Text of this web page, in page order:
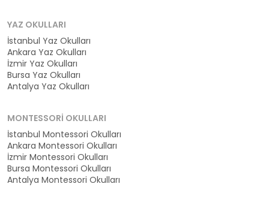
YAZ OKULLARI
İstanbul Yaz Okulları
Ankara Yaz Okulları
İzmir Yaz Okulları
Bursa Yaz Okulları
Antalya Yaz Okulları
MONTESSORI OKULLARI
İstanbul Montessori Okulları
Ankara Montessori Okulları
İzmir Montessori Okulları
Bursa Montessori Okulları
Antalya Montessori Okulları